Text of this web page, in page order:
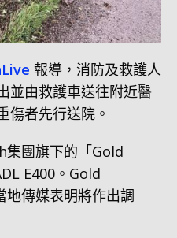
報導，消防及救護人
並由救護車送往附近醫
傷者先行送院。
集團旗下的「Gold
E400。Gold
傳媒表明將作出調